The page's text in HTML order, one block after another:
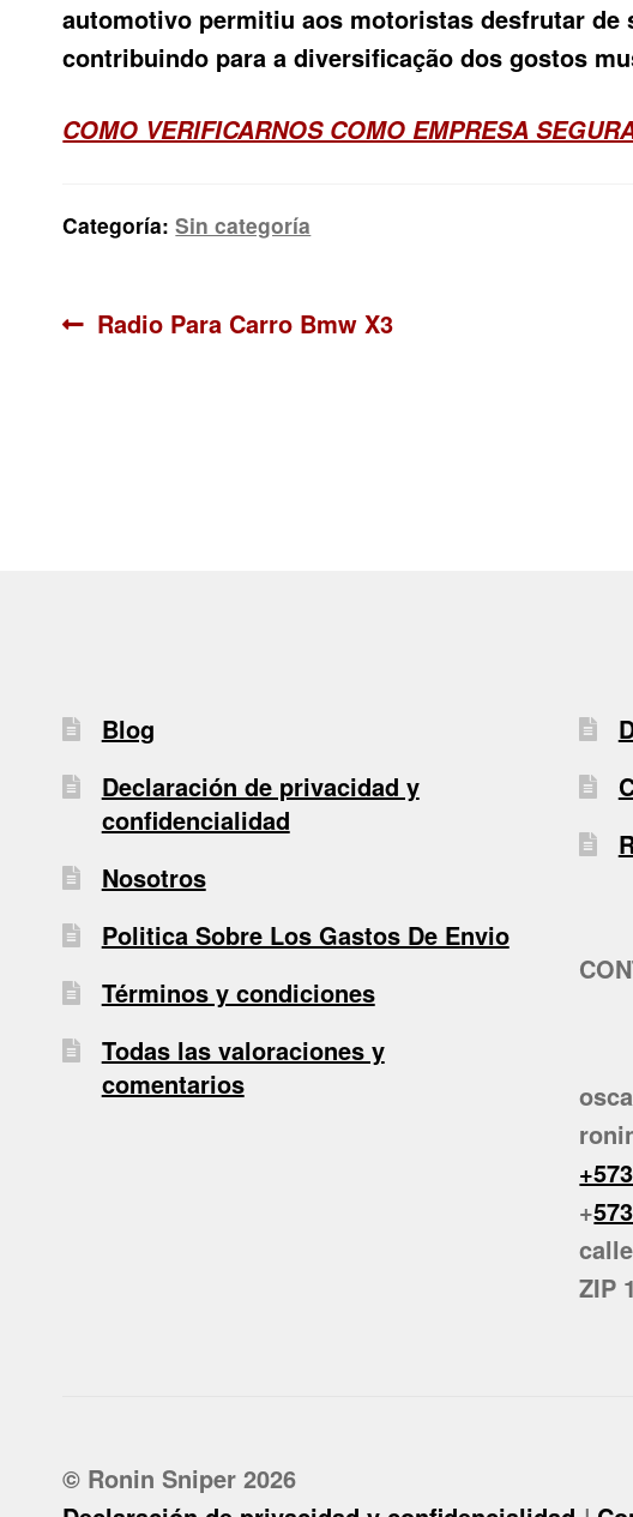
automotivo permitiu aos motoristas desfrutar de
contribuindo para a diversificação dos gostos
COMO VERIFICARNOS COMO EMPRESA
Categoría:Sin categoría
Navegación
Anterior:
Radio Para Carro Bmw X3
Blog
Declaración de privacidad y
confidencialidad
Nosotros
Politica Sobre Los Gastos De Envio
Términos y condiciones
Todas las valoraciones y
comentarios
+
ZIP
© Ronin Sniper 2026